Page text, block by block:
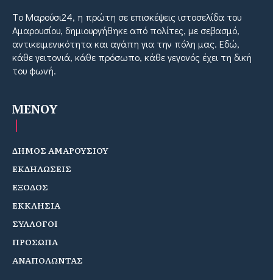
Tο Μαρούσι24, η πρώτη σε επισκέψεις ιστοσελίδα του
Αμαρουσίου, δημιουργήθηκε από πολίτες, με σεβασμό,
αντικειμενικότητα και αγάπη για την πόλη μας. Εδώ,
κάθε γειτονιά, κάθε πρόσωπο, κάθε γεγονός έχει τη δική
του φωνή.
MENOY
ΔΗΜΟΣ ΑΜΑΡΟΥΣΙΟΥ
ΕΚΔΗΛΩΣΕΙΣ
ΕΞΟΔΟΣ
ΕΚΚΛΗΣΙΑ
ΣΥΛΛΟΓΟΙ
ΠΡΟΣΩΠΑ
ΑΝΑΠΟΛΩΝΤΑΣ